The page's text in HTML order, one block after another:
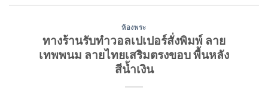
ห้องพระ
ทางร้านรับทำวอลเปเปอร์สั่งพิมพ์ ลาย
เทพพนม ลายไทยเสริมตรงขอบ พื้นหลัง
สีน้ำเงิน